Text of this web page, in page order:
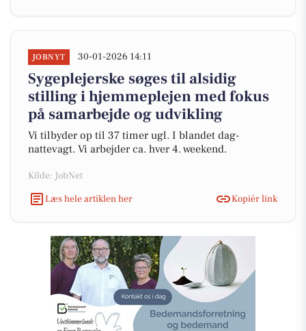
JOBNYT 30-01-2026 14:11
Sygeplejerske søges til alsidig
stilling i hjemmeplejen med fokus
på samarbejde og udvikling
Vi tilbyder op til 37 timer ugl. I blandet dag-
nattevagt. Vi arbejder ca. hver 4. weekend.
Kilde: JobNet
Læs hele artiklen her
Kopiér link